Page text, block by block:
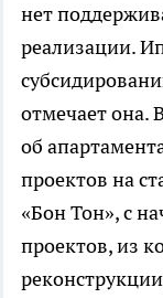
нет
реализации.
отмечает она.
об
проектов на
«Бон Тон», с
проектов, из